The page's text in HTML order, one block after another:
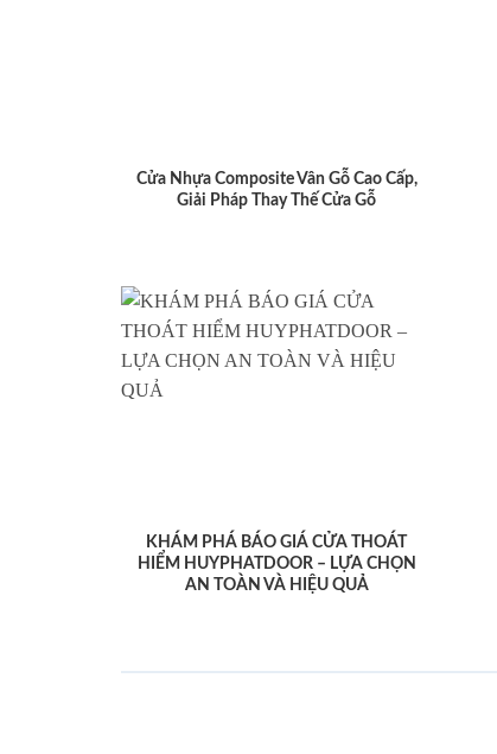
Cửa Nhựa Composite Vân Gỗ Cao Cấp,
Giải Pháp Thay Thế Cửa Gỗ
KHÁM PHÁ BÁO GIÁ CỬA THOÁT
HIỂM HUYPHATDOOR – LỰA CHỌN
AN TOÀN VÀ HIỆU QUẢ